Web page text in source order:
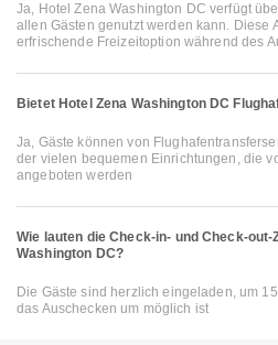
Ja, Hotel Zena Washington DC verfügt
allen Gästen genutzt werden kann. Diese
erfrischende Freizeitoption während des
Bietet Hotel Zena Washington DC
Ja, Gäste können von
der vielen bequemen Einrichtungen, die
angeboten werden
Wie lauten die Check-in- und Check-out-
Washington DC?
Die Gäste sind herzlich eingeladen, um
das Auschecken um möglich ist